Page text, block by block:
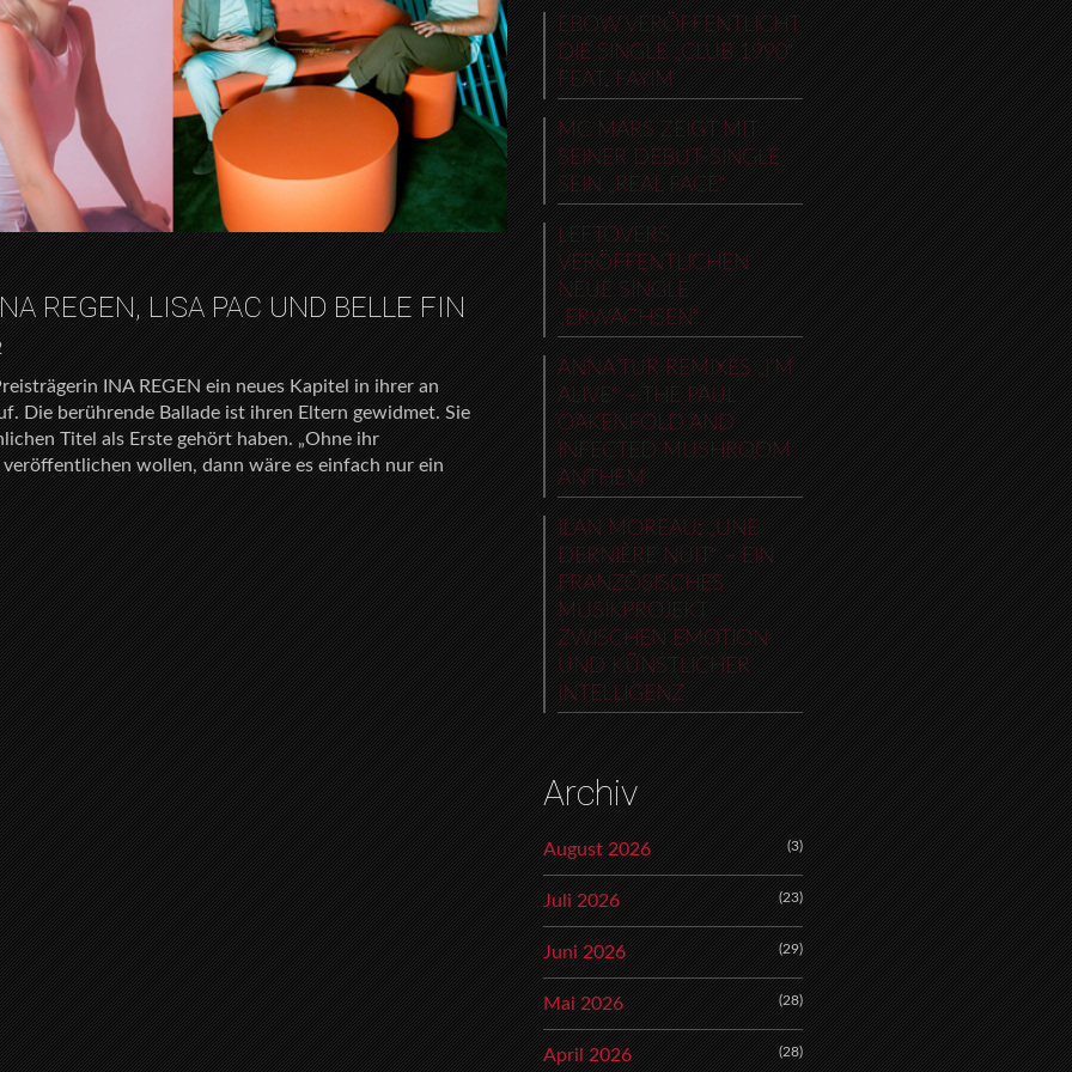
REGEN, LISA PAC UND BELLE FIN
INA REGEN ein neues Kapitel in ihrer an
Die berührende Ballade ist ihren Eltern gewidmet. Sie
Titel als Erste gehört haben. „Ohne ihr
wollen, dann wäre es einfach nur ein
EBOW VERÖFFENTLICHT
DIE SINGLE „CLUB 1990“
FEAT. FAYIM
MC MARS ZEIGT MIT
SEINER DEBUT-SINGLE
SEIN „REAL FACE“
LEFTOVERS
VERÖFFENTLICHEN
NEUE SINGLE
„ERWACHSEN“
ANNA TUR REMIXES „I’M
ALIVE“ – THE PAUL
OAKENFOLD AND
INFECTED MUSHROOM
ANTHEM
ILAN MOREAU: „UNE
DERNIÈRE NUIT“ – EIN
FRANZÖSISCHES
MUSIKPROJEKT
ZWISCHEN EMOTION
UND KÜNSTLICHER
INTELLIGENZ
Archiv
August 2026 (3)
Juli 2026 (23)
Juni 2026 (29)
Mai 2026 (28)
April 2026 (28)